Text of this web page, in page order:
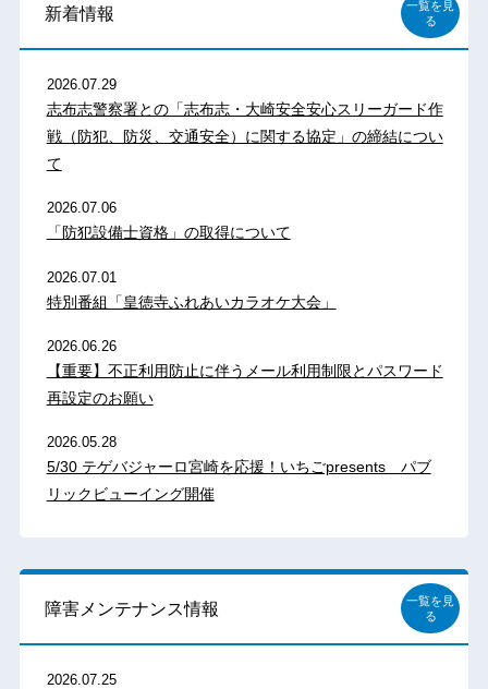
新着情報
一覧を見
る
2026.07.29
志布志警察署との「志布志・大崎安全安心スリーガード作
戦（防犯、防災、交通安全）に関する協定」の締結につい
て
2026.07.06
「防犯設備士資格」の取得について
2026.07.01
特別番組「皇徳寺ふれあいカラオケ大会」
2026.06.26
【重要】不正利用防止に伴うメール利用制限とパスワード
再設定のお願い
2026.05.28
5/30 テゲバジャーロ宮崎を応援！いちごpresents パブ
リックビューイング開催
障害メンテナンス情報
一覧を見
る
2026.07.25